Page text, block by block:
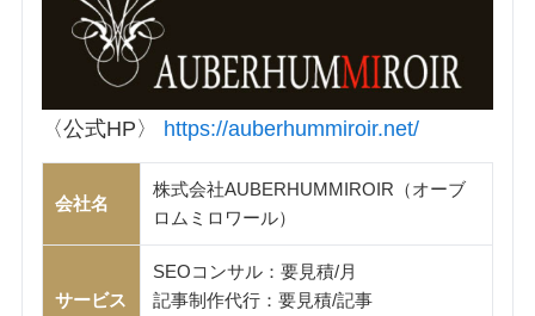
〈公式HP〉 https://auberhummiroir.net/
会社名
株式会社AUBERHUMMIROIR（オーブ
ロムミロワール）
サービス
SEOコンサル：要見積/月
記事制作代行：要見積/記事